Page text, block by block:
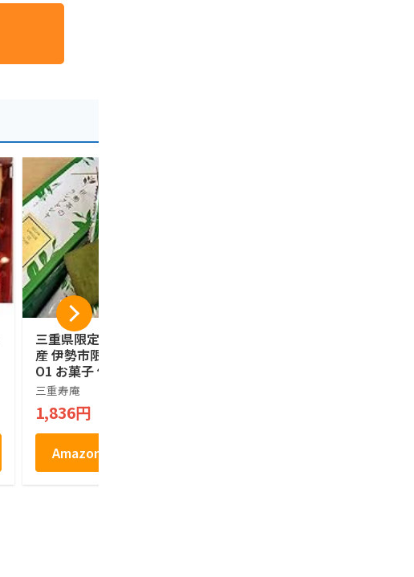
三重県限定 三重県土
産 伊勢市限定 伊勢N
O1 お菓子 伊勢茶の
ラングドシャ 三重県
産 伊勢茶 使用 ISEC
HA LANGUE DE CHA
T チョコレート菓子
9枚入
三重寿庵
1,836円
Amazonで見る